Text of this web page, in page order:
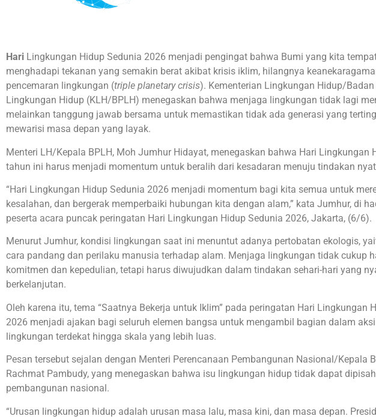
Hari Lingkungan Hidup Sedunia 2026 menjadi pengingat bahwa Bumi yang kita
menghadapi tekanan yang semakin berat akibat krisis iklim, hilangnya
pencemaran lingkungan (triple planetary crisis). Kementerian Lingkungan Hidup/
Lingkungan Hidup (KLH/BPLH) menegaskan bahwa menjaga lingkungan tidak lagi
melainkan tanggung jawab bersama untuk memastikan tidak ada generasi yang
mewarisi masa depan yang layak.
Menteri LH/Kepala BPLH, Moh Jumhur Hidayat, menegaskan bahwa Hari Lingkungan
tahun ini harus menjadi momentum untuk beralih dari kesadaran menuju tindakan
“Hari Lingkungan Hidup Sedunia 2026 menjadi momentum bagi kita semua untuk
kesalahan, dan bergerak memperbaiki hubungan kita dengan alam,” kata Jumhur, di
peserta acara puncak peringatan Hari Lingkungan Hidup Sedunia 2026, Jakarta, (6/6).
Menurut Jumhur, kondisi lingkungan saat ini menuntut adanya pertobatan ekologis,
cara pandang dan perilaku manusia terhadap alam. Menjaga lingkungan tidak cukup
komitmen dan kepedulian, tetapi harus diwujudkan dalam tindakan sehari-hari yang
berkelanjutan.
Oleh karena itu, tema “Saatnya Bekerja untuk Iklim” pada peringatan Hari Lingkungan
2026 menjadi ajakan bagi seluruh elemen bangsa untuk mengambil bagian dalam
lingkungan terdekat hingga skala yang lebih luas.
Pesan tersebut sejalan dengan Menteri Perencanaan Pembangunan Nasional/Kepala
Rachmat Pambudy, yang menegaskan bahwa isu lingkungan hidup tidak dapat
pembangunan nasional.
“Urusan lingkungan hidup adalah urusan masa lalu, masa kini, dan masa depan.